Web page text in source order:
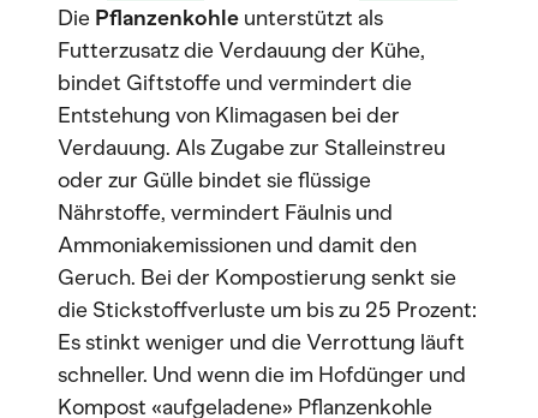
Die Pflanzenkohle unterstützt als
Futterzusatz die Verdauung der Kühe,
bindet Giftstoffe und vermindert die
Entstehung von Klimagasen bei der
Verdauung. Als Zugabe zur Stalleinstreu
oder zur Gülle bindet sie flüssige
Nährstoffe, vermindert Fäulnis und
Ammoniakemissionen und damit den
Geruch. Bei der Kompostierung senkt sie
die Stickstoffverluste um bis zu 25 Prozent:
Es stinkt weniger und die Verrottung läuft
schneller. Und wenn die im Hofdünger und
Kompost «aufgeladene» Pflanzenkohle